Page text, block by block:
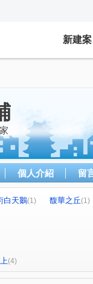
新建案
個人介紹 留
白天鵝(1) 馥華之丘(1)
(4)